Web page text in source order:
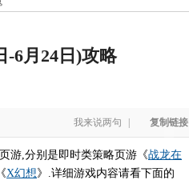
-6月24日)攻略
我来说两句 复制链接
游,分别是即时类策略页游《战龙在
X幻想》.详细游戏内容请看下面的